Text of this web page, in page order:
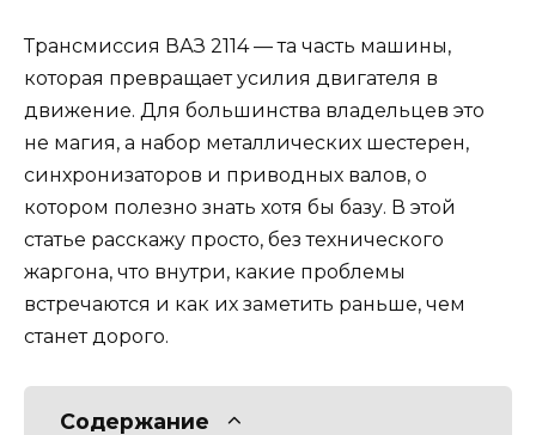
Трансмиссия ВАЗ 2114 — та часть машины,
которая превращает усилия двигателя в
движение. Для большинства владельцев это
не магия, а набор металлических шестерен,
синхронизаторов и приводных валов, о
котором полезно знать хотя бы базу. В этой
статье расскажу просто, без технического
жаргона, что внутри, какие проблемы
встречаются и как их заметить раньше, чем
станет дорого.
Содержание